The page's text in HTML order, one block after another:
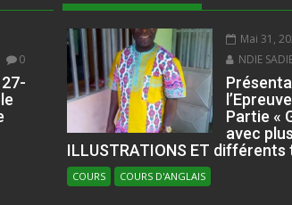
0
Mai 31,
NDIE
Partie «
avec
ILLUSTRATIONS ET différents
COURS COURS D'ANGLAIS